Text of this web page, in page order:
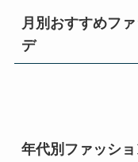
月別おすすめフ
デ
年代別ファッシ